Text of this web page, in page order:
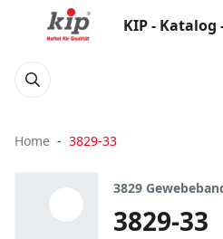
KIP - Katalog
Home 3829-33
3829
3829-33